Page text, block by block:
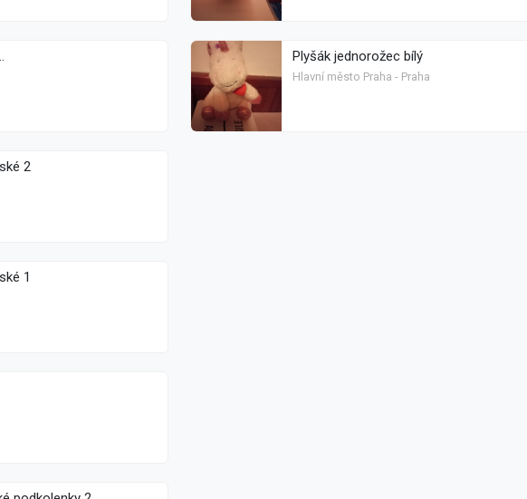
pánské 2
1
Plyšák jednorožec bílý
Hlavní město Praha - Praha